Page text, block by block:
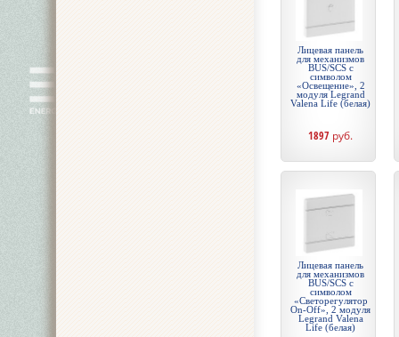
Лицевая панель
для механизмов
BUS/SCS с
символом
«Освещение», 2
модуля Legrand
Valena Life (белая)
1897 руб.
Лицевая панель
для механизмов
BUS/SCS с
символом
«Светорегулятор
On-Off», 2 модуля
Legrand Valena
Life (белая)